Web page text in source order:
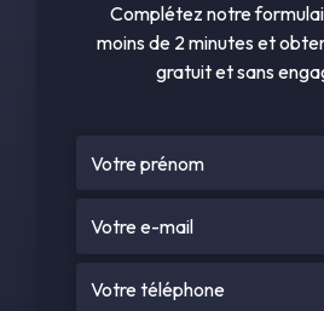
Complétez notre
moins de 2 minutes et
gratuit et sans